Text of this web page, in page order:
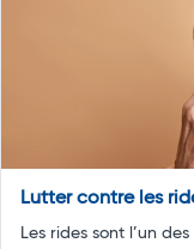
Lutter contre les
Les rides sont l’un